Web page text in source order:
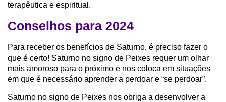
terapêutica e espiritual.
Conselhos para 2024
Para receber os benefícios de Saturno, é preciso fazer o
que é certo! Saturno no signo de Peixes requer um olhar
mais amoroso para o próximo e nos coloca em situações
em que é necessário aprender a perdoar e “se perdoar”.
Saturno no signo de Peixes nos obriga a desenvolver a